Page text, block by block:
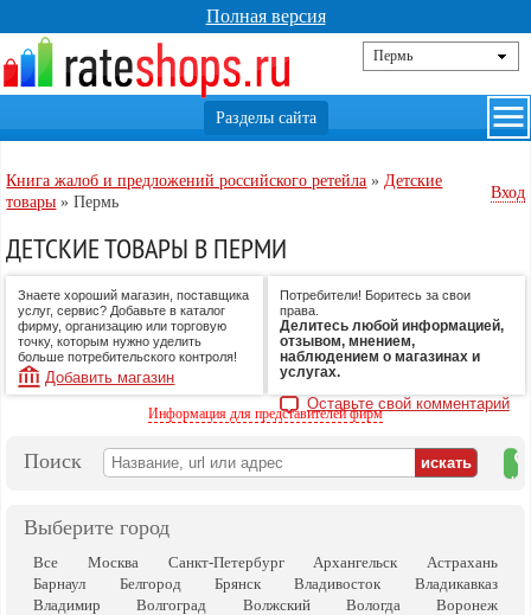
Полная версия
Книга жалоб и предложений российского ретейла »Детские
товары »Пермь
Вход
ДЕТСКИЕ ТОВАРЫ В ПЕРМИ
Знаете хороший магазин, поставщика
услуг, сервис? Добавьте в каталог
фирму, организацию или торговую
точку, которым нужно уделить
больше потребительского контроля!
Добавить магазин
Потребители! Боритесь за свои
права.
Делитесь любой информацией,
отзывом, мнением,
наблюдением о магазинах и
услугах.
Оставьте свой комментарий
Информация для представителей фирм
Поиск
на
Выберите город
Все Москва Санкт-Петербург Архангельск
Астрахань
Барнаул
Белгород Брянск Владивосток
Владикавказ
Владимир
Волгоград Волжский Вологда
Воронеж